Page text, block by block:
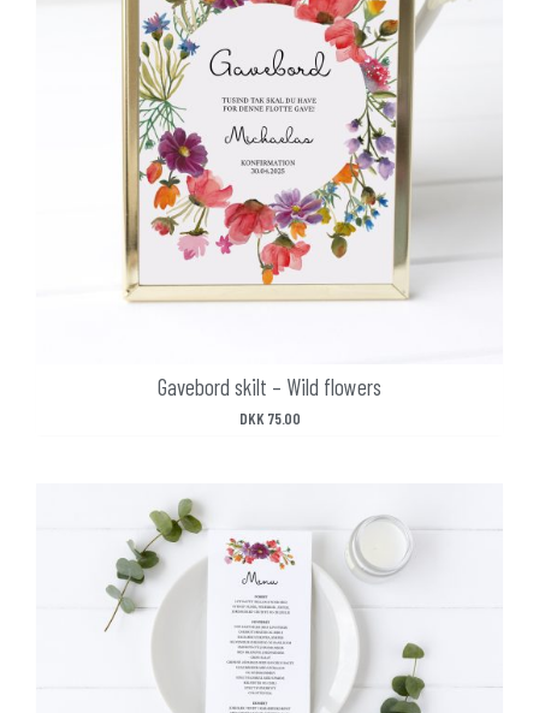
Gavebord skilt – Wild flowers
DKK 75.00